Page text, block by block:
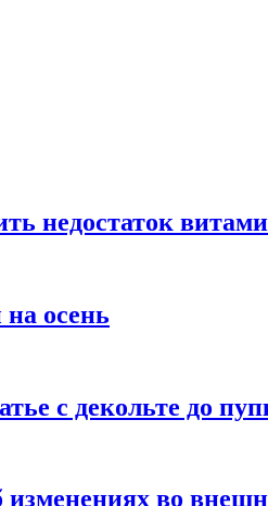
недостаток
осень
с декольте до
изменениях во